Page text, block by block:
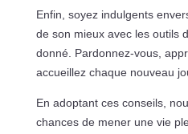
Enfin, soyez indulgents
de son mieux avec les outils
donné. Pardonnez-vous,
accueillez chaque nouveau
En adoptant ces conseils,
chances de mener une vie